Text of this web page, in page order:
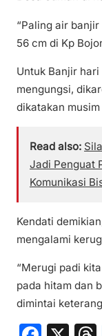
“Paling air
56 cm di Kp
Untuk Banjir
mengungsi,
dikatakan
Read also:
Jadi Penguat
Komunikasi
Kendati
mengalami
“Merugi padi
pada hitam dan
dimintai